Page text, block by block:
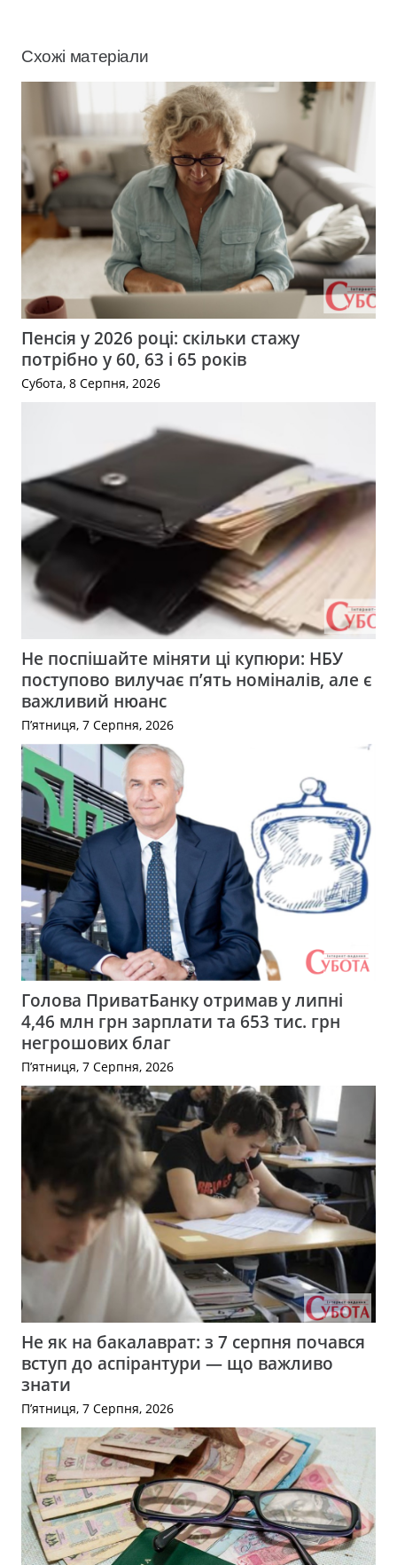
Схожі матеріали
Пенсія у 2026 році: скільки стажу
потрібно у 60, 63 і 65 років
Субота, 8 Серпня, 2026
Не поспішайте міняти ці купюри: НБУ
поступово вилучає п’ять номіналів, але є
важливий нюанс
П’ятниця, 7 Серпня, 2026
Голова ПриватБанку отримав у липні
4,46 млн грн зарплати та 653 тис. грн
негрошових благ
П’ятниця, 7 Серпня, 2026
Не як на бакалаврат: з 7 серпня почався
вступ до аспірантури — що важливо
знати
П’ятниця, 7 Серпня, 2026